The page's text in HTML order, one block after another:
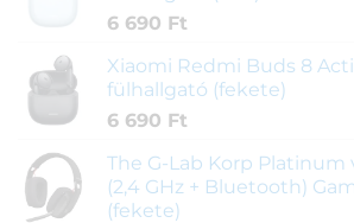
6 690 Ft
Xiaomi Redmi Buds 8
fülhallgató (fekete)
6 690 Ft
The G-Lab Korp
(2,4 GHz + Bluetooth)
(fekete)